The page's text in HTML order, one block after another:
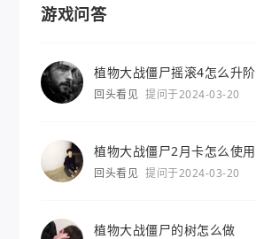
游戏问答
植物大战僵尸摇滚4怎么升阶
回头看见 提问于2024-03-20
植物大战僵尸2月卡怎么使用
回头看见 提问于2024-03-20
植物大战僵尸的树怎么做